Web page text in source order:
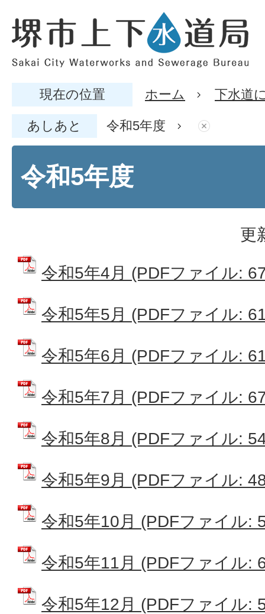
現在の位置 ホーム 下水道
あしあと 令和5年度
令和5年度
更
令和5年4月 (PDFファイル:
令和5年5月 (PDFファイル:
令和5年6月 (PDFファイル:
令和5年7月 (PDFファイル:
令和5年8月 (PDFファイル:
令和5年9月 (PDFファイル:
令和5年10月 (PDFファイル:
令和5年11月 (PDFファイル:
令和5年12月 (PDFファイル: